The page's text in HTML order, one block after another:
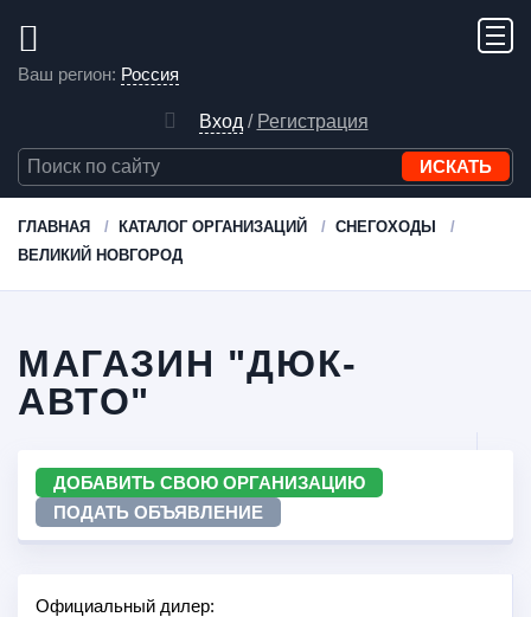
Ваш регион: Россия
Вход / Регистрация
ГЛАВНАЯ КАТАЛОГ ОРГАНИЗАЦИЙ
СНЕГОХОДЫ
ВЕЛИКИЙ НОВГОРОД
МАГАЗИН "ДЮК-
АВТО"
ДОБАВИТЬ СВОЮ ОРГАНИЗАЦИЮ
ПОДАТЬ ОБЪЯВЛЕНИЕ
Официальный дилер: